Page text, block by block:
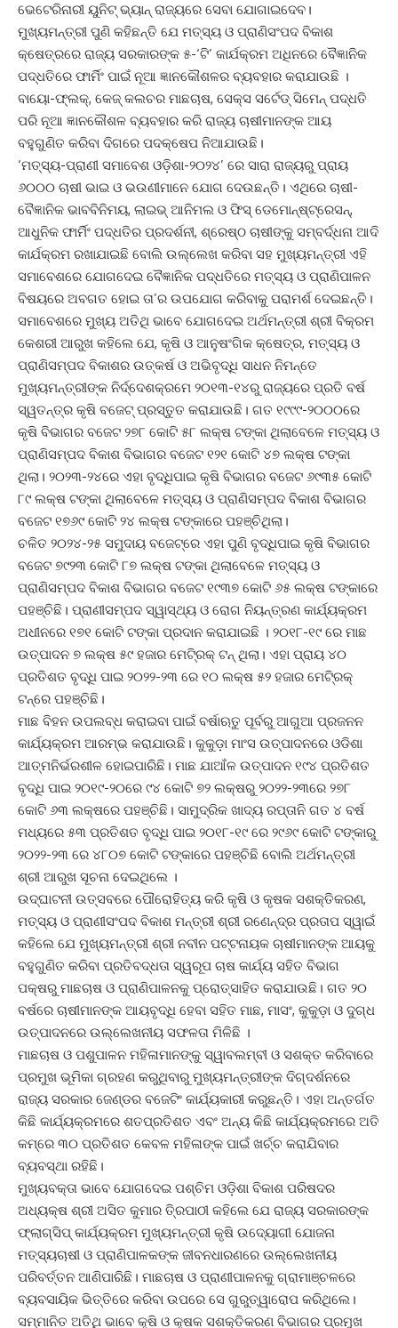
ଭେଟେରିନାରୀ ୟୁନିଟ୍‌ ଭ୍ୟାନ୍‌ ରାଜ୍ୟରେ ସେବା ଯୋଗାଇଦେବ।
ମୁଖ୍ୟମନ୍ତ୍ରୀ ପୁଣି କହିଛନ୍ତି ଯେ ମତ୍ସ୍ୟ ଓ ପ୍ରାଣିସଂପଦ ବିକାଶ
କ୍ଷେତ୍ରରେ ରାଜ୍ୟ ସରକାରଙ୍କ ୫-‘ଟି’ କାର୍ଯକ୍ରମ ଅଧିନରେ ବୈଜ୍ଞାନିକ
ପଦ୍ଧତିରେ ଫାର୍ମିଂ ପାଇଁ ନୂଆ ଜ୍ଞାନକୌଶଳର ବ୍ୟବହାର କରାଯାଉଛି ।
ବାୟୋ-ଫ୍ଲକ୍‌, କେଜ୍‌ କଲଚର ମାଛଚାଷ, ସେକ୍ସ ସର୍ଟେଡ୍‌ ସିମେନ୍‌ ପଦ୍ଧତି
ପରି ନୂଆ ଜ୍ଞାନକୌଶଳ ବ୍ୟବହାର କରି ରାଜ୍ୟ ଚାଷୀମାନଙ୍କ ଆୟ
ବହୁଗୁଣିତ କରିବା ଦିଗରେ ପଦକ୍ଷେପ ନିଆଯାଉଛି।
‘ମତ୍ସ୍ୟ-ପ୍ରାଣୀ ସମାବେଶ ଓଡ଼ିଶା-୨୦୨୪’ ରେ ସାରା ରାଜ୍ୟରୁ ପ୍ରାୟ
୬୦୦୦ ଚାଷୀ ଭାଇ ଓ ଭଉଣୀମାନେ ଯୋଗ ଦେଉଛନ୍ତି। ଏଥିରେ ଚାଷୀ-
ବୈଜ୍ଞାନିକ ଭାବବିନିମୟ, ଲାଇଭ୍‌ ଆନିମଲ ଓ ଫିସ୍‌ ଡେମୋନ୍‌ଷ୍ଟ୍ରେସନ୍‌,
ଆଧୁନିକ ଫାର୍ମିଂ ପଦ୍ଧତିର ପ୍ରଦର୍ଶନୀ, ଶ୍ରେଷ୍ଠ ଚାଷୀଙ୍କୁ ସମ୍ବର୍ଦ୍ଧନା ଆଦି
କାର୍ଯକ୍ରମ ରଖାଯାଇଛି ବୋଲି ଉଲ୍ଲେଖ କରିବା ସହ ମୁଖ୍ୟମନ୍ତ୍ରୀ ଏହି
ସମାବେଶରେ ଯୋଗଦେଇ ବୈଜ୍ଞାନିକ ପଦ୍ଧତିରେ ମତ୍ସ୍ୟ ଓ ପ୍ରାଣିପାଳନ
ବିଷୟରେ ଅବଗତ ହୋଇ ତା’ର ଉପଯୋଗ କରିବାକୁ ପରାମର୍ଶ ଦେଇଛନ୍ତି।
ସମାବେଶରେ ମୁଖ୍ୟ ଅତିଥି ଭାବେ ଯୋଗଦେଇ ଅର୍ଥମନ୍ତ୍ରୀ ଶ୍ରୀ ବିକ୍ରମ
କେଶରୀ ଆରୁଖ କହିଲେ ଯେ, କୃଷି ଓ ଆନୁଷଂଗିକ କ୍ଷେତ୍ର, ମତ୍ସ୍ୟ ଓ
ପ୍ରାଣିସମ୍ପଦ ବିକାଶର ଉତ୍କର୍ଷ ଓ ଅଭିବୃଦ୍ଧି ସାଧନ ନିମନ୍ତେ
ମୁଖ୍ୟମନ୍ତ୍ରୀଙ୍କ ନିର୍ଦ୍ଦେଶକ୍ରମେ ୨୦୧୩-୧୪ରୁ ରାଜ୍ୟରେ ପ୍ରତି ବର୍ଷ
ସ୍ୱତନ୍ତ୍ର କୃଷି ବଜେଟ୍‌ ପ୍ରସ୍ତୁତ କରାଯାଉଛି। ଗତ ୧୯୯୯-୨୦୦୦ରେ
କୃଷି ବିଭାଗର ବଜେଟ ୨୭୮ କୋଟି ୫୮ ଲକ୍ଷ ଟଙ୍କା ଥିଲାବେଳେ ମତ୍ସ୍ୟ ଓ
ପ୍ରାଣିସମ୍ପଦ ବିକାଶ ବିଭାଗର ବଜେଟ ୧୨୧ କୋଟି ୪୭ ଲକ୍ଷ ଟଙ୍କା
ଥିଲା। ୨୦୨୩-୨୪ରେ ଏହା ବୃଦ୍ଧିପାଇ କୃଷି ବିଭାଗର ବଜେଟ ୬୯୩୫ କୋଟି
୮୯ ଲକ୍ଷ ଟଙ୍କା ଥିଲାବେଳେ ମତ୍ସ୍ୟ ଓ ପ୍ରାଣିସମ୍ପଦ ବିକାଶ ବିଭାଗର
ବଜେଟ ୧୭୬୯ କୋଟି ୨୪ ଲକ୍ଷ ଟଙ୍କାରେ ପହଞ୍ଚିଥିଲା।
ଚଳିତ ୨୦୨୪-୨୫ ସମୁଦାୟ ବଜେଟ୍‌ରେ ଏହା ପୁଣି ବୃଦ୍ଧିପାଇ କୃଷି ବିଭାଗର
ବଜେଟ ୭୯୨୩ କୋଟି ୮୭ ଲକ୍ଷ ଟଙ୍କା ଥିଲାବେଳେ ମତ୍ସ୍ୟ ଓ
ପ୍ରାଣିସମ୍ପଦ ବିକାଶ ବିଭାଗର ବଜେଟ ୧୯୩୭ କୋଟି ୬୫ ଲକ୍ଷ ଟଙ୍କାରେ
ପହଞ୍ଚିଛି। ପ୍ରାଣୀସମ୍ପଦ ସ୍ୱାସ୍ଥ୍ୟ ଓ ରୋଗ ନିୟନ୍ତ୍ରଣ କାର୍ଯ୍ୟକ୍ରମ
ଅଧୀନରେ ୧୭୧ କୋଟି ଟଙ୍କା ପ୍ରଦାନ କରାଯାଇଛି । ୨୦୧୮-୧୯ ରେ ମାଛ
ଉତ୍ପାଦନ ୭ ଲକ୍ଷ ୫୯ ହଜାର ମେଟି୍ରକ୍‌ ଟନ୍‌ ଥିଲା। ଏହା ପ୍ରାୟ ୪୦
ପ୍ରତିଶତ ବୃଦ୍ଧି ପାଇ ୨୦୨୨-୨୩ ରେ ୧୦ ଲକ୍ଷ ୫୨ ହଜାର ମେଟି୍ରକ୍‌
ଟନ୍‌ରେ ପହଞ୍ଚିଛି।
ମାଛ ବିହନ ଉପଲବ୍ଧ କରାଇବା ପାଇଁ ବର୍ଷାଋତୁ ପୂର୍ବରୁ ଆଗୁଆ ପ୍ରଜନନ
କାର୍ଯ୍ୟକ୍ରମ ଆରମ୍ଭ କରାଯାଉଛି। କୁକୁଡ଼ା ମାଂସ ଉତ୍ପାଦନରେ ଓଡିଶା
ଆତ୍ମନିର୍ଭରଶୀଳ ହୋଇପାରିଛି। ମାଛ ଯାଆଁଳ ଉତ୍ପାଦନ ୧୯୪ ପ୍ରତିଶତ
ବୃଦ୍ଧି ପାଇ ୨୦୧୯-୨୦ରେ ୯୪ କୋଟି ୭୨ ଲକ୍ଷରୁ ୨୦୨୨-୨୩ରେ ୨୭୮
କୋଟି ୬୩ ଲକ୍ଷରେ ପହଞ୍ଚିଛି। ସାମୁଦ୍ରିକ ଖାଦ୍ୟ ରପ୍ତାନି ଗତ ୪ ବର୍ଷ
ମଧ୍ୟରେ ୫୩ ପ୍ରତିଶତ ବୃଦ୍ଧି ପାଇ ୨୦୧୮-୧୯ ରେ ୨୯୬୯ କୋଟି ଟଙ୍କାରୁ
୨୦୨୨-୨୩ ରେ ୪୮୦୭ କୋଟି ଟଙ୍କାରେ ପହଞ୍ଚିଛି ବୋଲି ଅର୍ଥମନ୍ତ୍ରୀ
ଶ୍ରୀ ଆରୁଖ ସୂଚନା ଦେଇଥିଲେ ।
ଉଦ୍‌ଘାଟନୀ ଉତ୍ସବରେ ପୌରୋହିତ୍ୟ କରି କୃଷି ଓ କୃଷକ ସଶକ୍ତିକରଣ,
ମତ୍ସ୍ୟ ଓ ପ୍ରାଣୀସଂପଦ ବିକାଶ ମନ୍ତ୍ରୀ ଶ୍ରୀ ରଣେନ୍ଦ୍ର ପ୍ରତାପ ସ୍ୱାଇଁ
କହିଲେ ଯେ ମୁଖ୍ୟମନ୍ତ୍ରୀ ଶ୍ରୀ ନବୀନ ପଟ୍ଟନାୟକ ଚାଷୀମାନଙ୍କ ଆୟକୁ
ବହୁଗୁଣିତ କରିବା ପ୍ରତିବଦ୍ଧତା ସ୍ୱରୂପ ଚାଷ କାର୍ଯ୍ୟ ସହିତ ବିଭାଗ
ପକ୍ଷରୁ ମାଛଚାଷ ଓ ପ୍ରାଣିପାଳନକୁ ପ୍ରୋତ୍ସାହିତ କରାଯାଉଛି। ଗତ ୨୦
ବର୍ଷରେ ଚାଷୀମାନଙ୍କ ଆୟବୃଦ୍ଧି ହେବା ସହିତ ମାଛ, ମାସଂ, କୁକୁଡ଼ା ଓ ଦୁଗ୍ଧ
ଉତ୍ପାଦନରେ ଉଲ୍ଲେଖନୀୟ ସଫଳତା ମିଳିଛି ।
ମାଛଚାଷ ଓ ପଶୁପାଳନ ମହିଳାମାନଙ୍କୁ ସ୍ୱାବଲମ୍ବୀ ଓ ସଶକ୍ତ କରିବାରେ
ପ୍ରମୁଖ ଭୂମିକା ଗ୍ରହଣ କରୁଥିବାରୁ ମୁଖ୍ୟମନ୍ତ୍ରୀଙ୍କ ଦିଗ୍‌ଦର୍ଶନରେ
ରାଜ୍ୟ ସରକାର ଜେଣ୍ଡର ବଜେଟିଂ କାର୍ଯ୍ୟକାରୀ କରୁଛନ୍ତି। ଏହା ଅନ୍ତର୍ଗତ
କିଛି କାର୍ଯ୍ୟକ୍ରମରେ ଶତପ୍ରତିଶତ ଏବଂ ଅନ୍ୟ କିଛି କାର୍ଯ୍ୟକ୍ରମରେ ଅତି
କମ୍‌ରେ ୩୦ ପ୍ରତିଶତ କେବଳ ମହିଳାଙ୍କ ପାଇଁ ଖର୍ଚ୍ଚ କରାଯିବାର
ବ୍ୟବସ୍ଥା ରହିଛି।
ମୁଖ୍ୟବକ୍ତା ଭାବେ ଯୋଗଦେଇ ପଶ୍ଚିମ ଓଡ଼ିଶା ବିକାଶ ପରିଷଦର
ଅଧ୍ୟକ୍ଷ ଶ୍ରୀ ଅସିତ କୁମାର ତି୍ରପାଠୀ କହିଲେ ଯେ ରାଜ୍ୟ ସରକାରଙ୍କ
ଫ୍ଲାଗ୍‌ସିପ୍‌ କାର୍ଯ୍ୟକ୍ରମ ମୁଖ୍ୟମନ୍ତ୍ରୀ କୃଷି ଉଦ୍ୟୋଗୀ ଯୋଜନା
ମତ୍ସ୍ୟଚାଷୀ ଓ ପ୍ରାଣିପାଳକଙ୍କ ଜୀବନଧାରଣରେ ଉଲ୍ଲେଖନୀୟ
ପରିବର୍ତ୍ତନ ଆଣିପାରିଛି। ମାଛଚାଷ ଓ ପ୍ରାଣୀପାଳନକୁ ଗ୍ରାମାଞ୍ଚଳରେ
ବ୍ୟବସାୟିକ ଭିତ୍ତିରେ କରିବା ଉପରେ ସେ ଗୁରୁତ୍ୱାରୋପ କରିଥିଲେ।
ସମ୍ମାନିତ ଅତିଥି ଭାବେ କୃଷି ଓ କୃଷକ ସଶକ୍ତିକରଣ ବିଭାଗର ପ୍ରମୁଖ